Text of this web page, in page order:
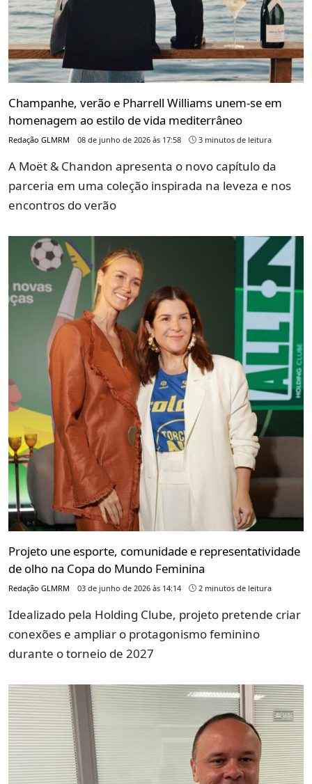
Champanhe, verão e Pharrell Williams unem-se em
homenagem ao estilo de vida mediterrâneo
Redação GLMRM 08 de junho de 2026 às 17:58 3 minutos de leitura
A Moët & Chandon apresenta o novo capítulo da
parceria em uma coleção inspirada na leveza e nos
encontros do verão
Projeto une esporte, comunidade e representatividade
de olho na Copa do Mundo Feminina
Redação GLMRM 03 de junho de 2026 às 14:14 2 minutos de leitura
Idealizado pela Holding Clube, projeto pretende criar
conexões e ampliar o protagonismo feminino
durante o torneio de 2027